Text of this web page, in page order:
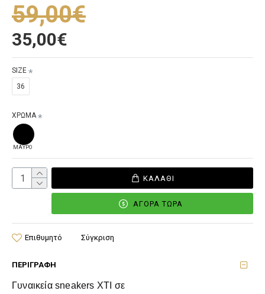
35,00€
59,00€
SIZE
36
ΧΡΩΜΑ
ΜΑΥΡΟ
ΚΑΛΆΘΙ
ΑΓΟΡΆ ΤΏΡΑ
Επιθυμητό Σύγκριση
ΠΕΡΙΓΡΑΦΉ
Γυναικεία sneakers XTI σε